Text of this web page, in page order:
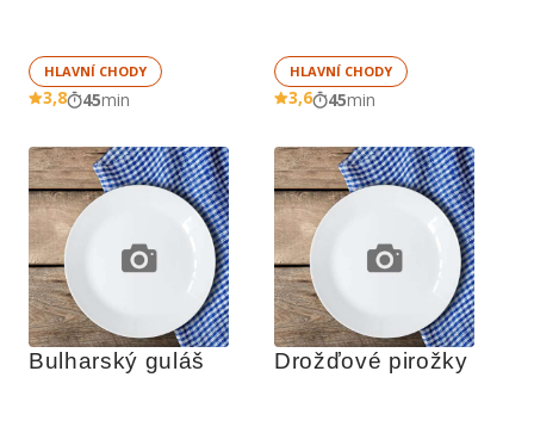
HLAVNÍ CHODY
3,8 45min
HLAVNÍ CHODY
3,6 45min
Bulharský guláš Drožďové pirožky